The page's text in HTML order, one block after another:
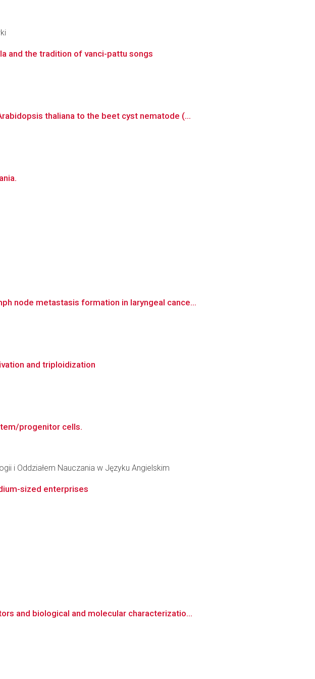
and the tradition of vanci-pattu songs
thaliana to the beet cyst nematode (...
node metastasis formation in laryngeal cance...
and triploidization
progenitor cells.
i Oddziałem Nauczania w Języku Angielskim
sized enterprises
and biological and molecular characterizatio...